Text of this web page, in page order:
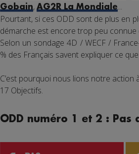
Gobain, AG2R La Mondiale...
Pourtant, si ces ODD sont de plus en
démarche est encore trop peu connue
Selon un sondage 4D / WECF /
% des Français savent expliquer ce
C’est pourquoi nous lions notre
17 Objectifs.
ODD numéro 1 et 2 :